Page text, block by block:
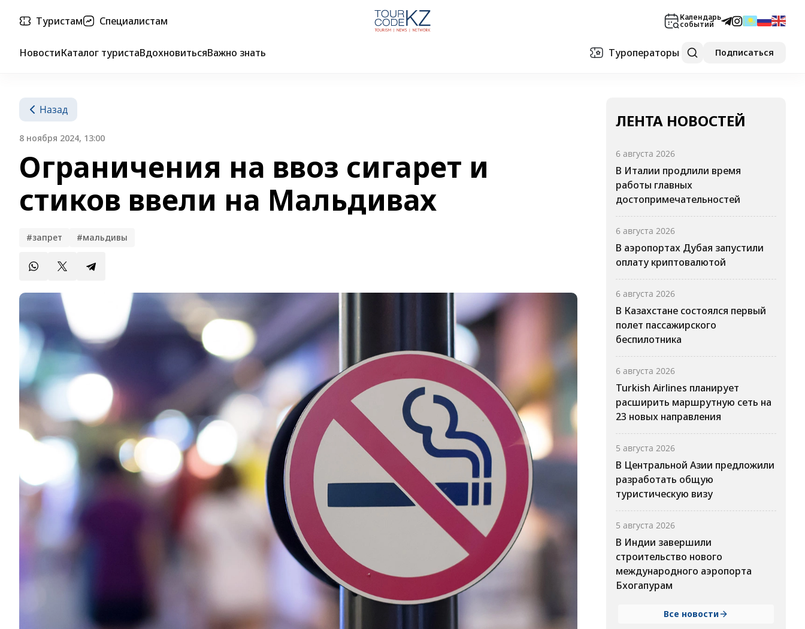
Туристам Специалистам Календарь
событий
НовостиКаталог туристаВдохновитьсяВажно знать Туроператоры Подписаться
Назад
8 ноября 2024, 13:00
Ограничения на ввоз сигарет и
стиков ввели на Мальдивах
#запрет #мальдивы
ЛЕНТА НОВОСТЕЙ
6 августа 2026
В Италии продлили время
работы главных
достопримечательностей
6 августа 2026
В аэропортах Дубая запустили
оплату криптовалютой
6 августа 2026
В Казахстане состоялся первый
полет пассажирского
беспилотника
6 августа 2026
Turkish Airlines планирует
расширить маршрутную сеть на
23 новых направления
5 августа 2026
В Центральной Азии предложили
разработать общую
туристическую визу
5 августа 2026
В Индии завершили
строительство нового
международного аэропорта
Бхогапурам
Все новости